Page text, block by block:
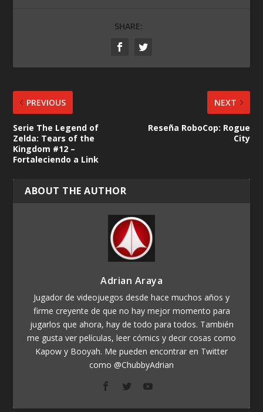
SHARE:
PREVIOUS
Serie The Legend of
Zelda: Tears of the
Kingdom #12 –
Fortaleciendo a Link
NEXT
Reseña RoboCop: Rogue
City
ABOUT THE AUTHOR
Adrian Araya
Jugador de videojuegos desde hace muchos años y
firme creyente de que no hay mejor momento para
jugarlos que ahora, hay de todo para todos. También
me gusta ver películas, leer cómics y decir cosas como
Kapow y Booyah. Me pueden encontrar en Twitter
como @ChubbyAdrian